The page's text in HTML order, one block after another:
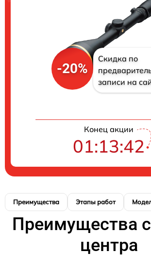
-20%
Скидка по
записи на
Конец акции
01:13:41
Преимущества Этапы работ
Преимущества
центра